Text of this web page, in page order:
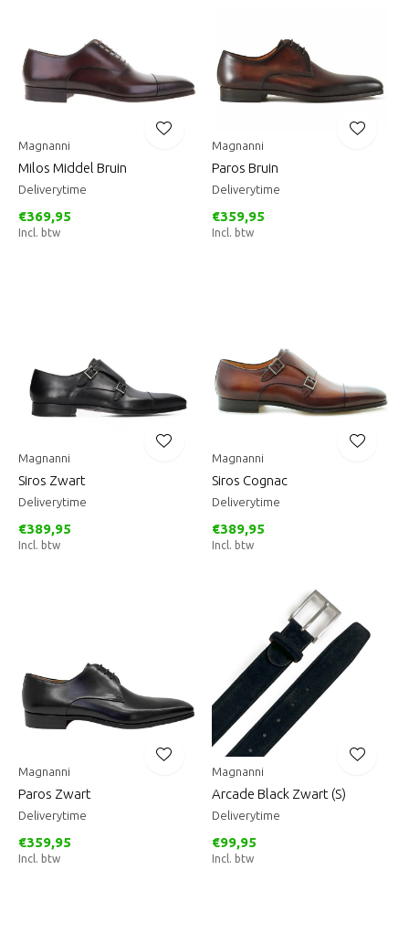
Magnanni
Milos Middel Bruin
Deliverytime
€369,95
Incl. btw
Magnanni
Paros Bruin
Deliverytime
€359,95
Incl. btw
Magnanni
Siros Zwart
Deliverytime
€389,95
Incl. btw
Magnanni
Siros Cognac
Deliverytime
€389,95
Incl. btw
Magnanni
Paros Zwart
Deliverytime
€359,95
Incl. btw
Magnanni
Arcade Black Zwart (S)
Deliverytime
€99,95
Incl. btw